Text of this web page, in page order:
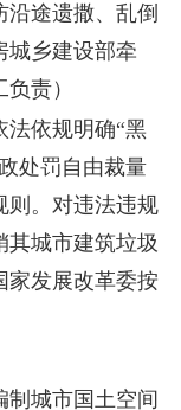
途遗撒、乱倒
城乡建设部牵
责）
法依规明确“黑
处罚自由裁量
则。对违法违规
其城市建筑垃圾
家发展改革委按
制城市国土空间